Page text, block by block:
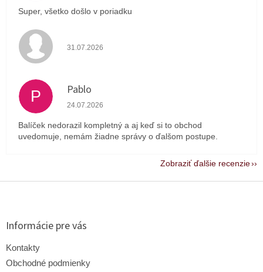
Super, všetko došlo v poriadku
Hodnotenie obchodu je 4 z 5 hviezdičiek.
31.07.2026
P Pablo
Hodnotenie obchodu je 1 z 5 hviezdičiek.
24.07.2026
Balíček nedorazil kompletný a aj keď si to obchod
uvedomuje, nemám žiadne správy o ďalšom postupe.
Zobraziť ďalšie recenzie
Z
Informácie pre vás
Kontakty
Obchodné podmienky